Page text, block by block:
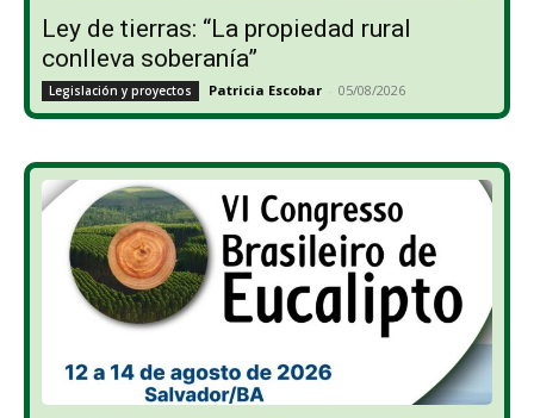
Ley de tierras: “La propiedad rural
conlleva soberanía”
Legislación y proyectos Patricia Escobar - 05/08/2026